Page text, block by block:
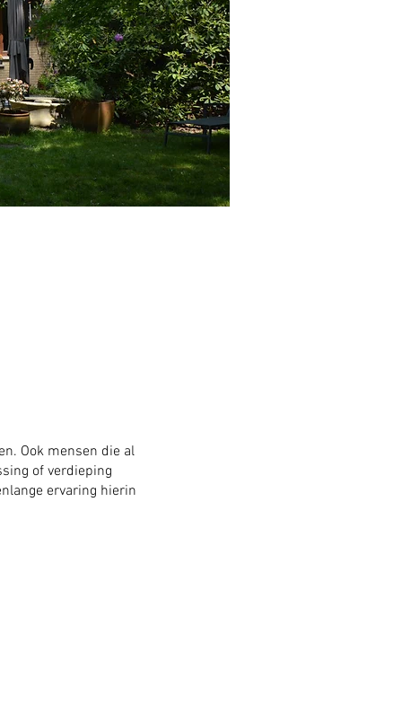
Ook mensen die al
of verdieping
ervaring hierin